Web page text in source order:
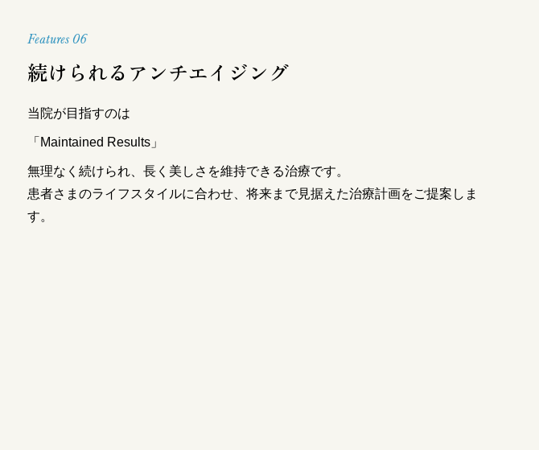
Features 06
続けられるアンチエイジング
当院が目指すのは
「Maintained Results」
無理なく続けられ、長く美しさを維持できる治療です。
患者さまのライフスタイルに合わせ、将来まで見据えた治療計画をご提案しま
す。